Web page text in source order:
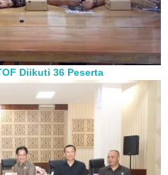
Diikuti 36 Peserta